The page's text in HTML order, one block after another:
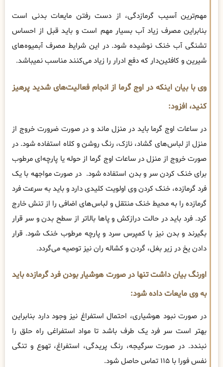
مهم‌ترین آسیب گرمازدگی، از دست رفتن مایعات بدنی است
بنابراین مصرف زیاد آب بسیار مهم است و باید قبل از احساس
تشنگی آب خنک نوشیده شود. در این شرایط مصرف آبمیوه‌های
شیرین و کافئین‌دار که دفع ادرار را زیاد می‌کنند مناسب نمیباشد.
وی با بیان اینکه در اوج گرما از انجام فعالیت‌های شدید پرهیز
کنید، افزود:
در ساعات اوج گرما باید در منزل ماند و در صورت ضرورت خروج از
منزل از لباس‌های گشاد، نازک، رنگ روشن و کلاه استفاده شود. در
صورت خروج از منزل در ساعات اوج گرما از حوله یا پارچه‌ای مرطوب
برای خنک کردن سر و بدن استفاده شود. در صورت مواجهه با یک
فرد گرمازده، خنک کردن وی اولویت کلیدی دارد و باید به سرعت فرد
گرمازده را به محیط خنک منتقل و لباس‌های اضافی را از تنش خارج
کرد. فرد باید در حالت درازکش و پاها بالاتر از سطح بدن و سر قرار
بگیرند و بدن نیز با کمپرس سرد و پارچه مرطوب خنک شود. قرار
دادن یخ در زیر بغل، گردن و کشاله ران نیز توصیه می‌گردد.
اورنگ بیان داشت تنها در صورت هوشیار بودن فرد گرمازده باید
به وی مایعات داده شود:
در صورت نبود هوشیاری، احتمال استفراغ نیز وجود دارد بنابراین
بهتر است سر فرد یک طرف باشد تا مواد استفراغی راه حلق را
نبندد. در صورت سرگیجه، رنگ پریدگی، استفراغ، تهوع و تنگی
نفس فورا با ۱۱۵ تماس حاصل شود.